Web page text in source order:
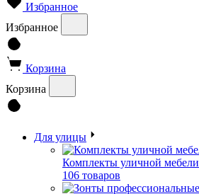
Избранное
Избранное
Корзина
Корзина
Для улицы
Комплекты уличной мебели
106 товаров